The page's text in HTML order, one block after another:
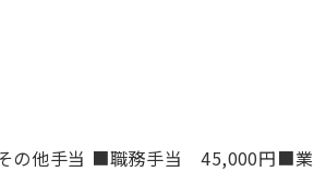
の他手当 ■職務手当 45,000円■業